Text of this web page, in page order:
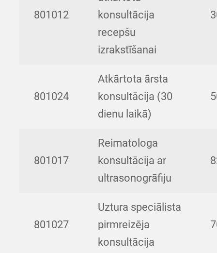
801012
konsultācija
recepšu
izrakstīšanai
801024
Atkārtota ārsta
konsultācija (30
dienu laikā)
801017
Reimatologa
konsultācija ar
ultrasonogrāfiju
801027
Uztura speciālista
pirmreizēja
konsultācija